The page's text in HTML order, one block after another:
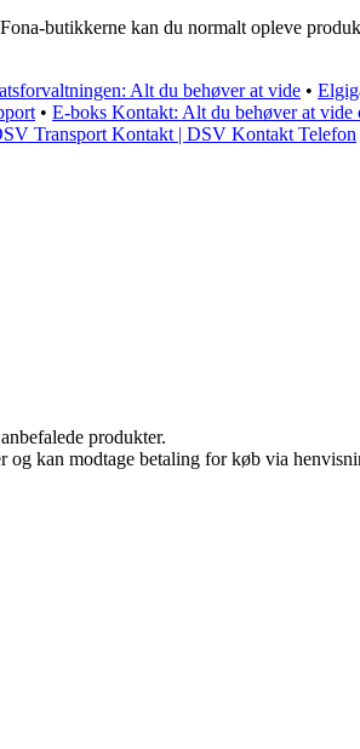
butikkerne kan du normalt opleve
Alt du behøver at vide •
• E-boks Kontakt: Alt du behøver at vide
Transport Kontakt | DSV Kontakt Telefon
produkter.
kan modtage betaling for køb via